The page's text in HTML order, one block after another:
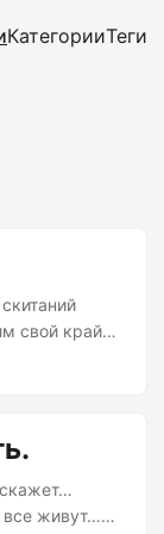
КатегорииТеги
свой край
вещи
так. рисунок
все живут…